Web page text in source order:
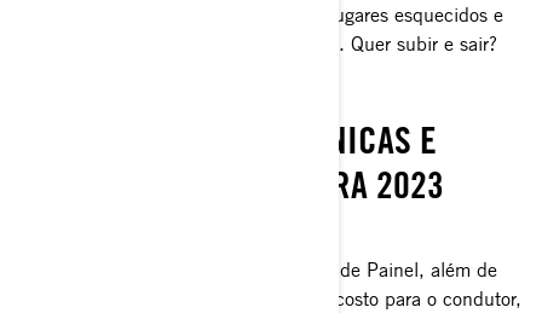
feitos para dominar curvas, descobrir lugares esquecidos e
trazer uma energia nova para a estrada. Quer subir e sair?
ESCOLHAS DE CORES ÚNICAS E
NOVOS ACESSÓRIOS PARA 2023
Mantenha a personalidade: novos Kits de Painel, além de
manoplas aquecidas, rodas Circuit, encosto para o condutor,